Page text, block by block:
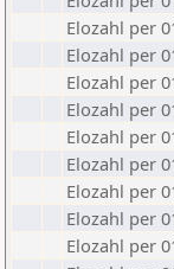
Elozahl per
Elozahl per
Elozahl per
Elozahl per
Elozahl per
Elozahl per
Elozahl per
Elozahl per
Elozahl per